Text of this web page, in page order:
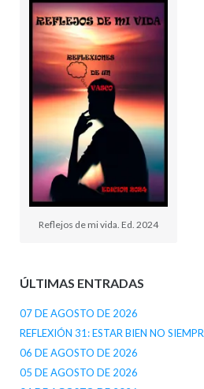
Reflejos de mi vida. Ed. 2024
ÚLTIMAS ENTRADAS
07 DE AGOSTO DE 2026
REFLEXIÓN 31: ESTAR BIEN NO
06 DE AGOSTO DE 2026
05 DE AGOSTO DE 2026